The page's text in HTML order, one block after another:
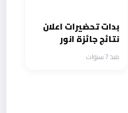
بدات تحضيرات اعلان
نتائج جائزة انور
سلمان في دورتها
الاولي 2018 .. 2019
منذ 7 سنوات